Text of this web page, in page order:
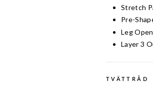
Stretch
Pre-
Leg
Layer 3
TVÄTTRÅD